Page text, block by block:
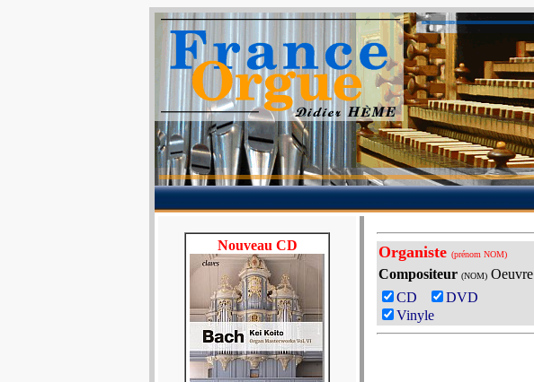
Nouveau CD Organiste (prénom NOM)
Compositeur (NOM) Oeuvre
CD
DVD
Vinyle